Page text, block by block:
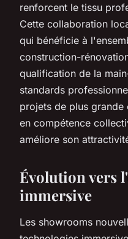
renforcent le tissu
Cette collaboration
qui bénéficie à
construction-
qualification de la
standards
projets de plus grande
en compétence
améliore son
Évolution vers
immersive
Les showrooms